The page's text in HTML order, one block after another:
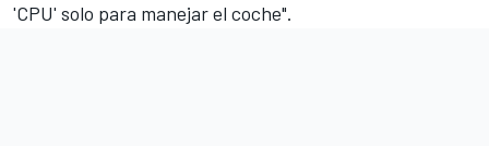
'CPU' solo para manejar el coche".